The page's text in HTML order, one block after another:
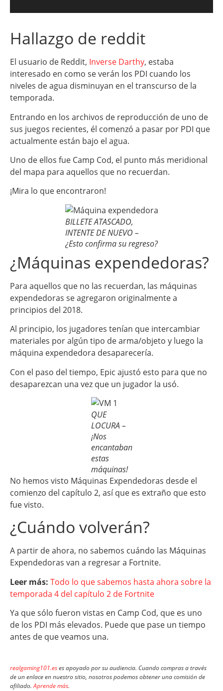
Hallazgo de reddit
El usuario de Reddit, Inverse Darthy, estaba
interesado en como se verán los PDI cuando los
niveles de agua disminuyan en el transcurso de la
temporada.
Entrando en los archivos de reproducción de uno de
sus juegos recientes, él comenzó a pasar por PDI que
actualmente están bajo el agua.
Uno de ellos fue Camp Cod, el punto más meridional
del mapa para aquellos que no recuerdan.
¡Mira lo que encontraron!
BILLETE ATASCADO,
INTENTE DE NUEVO –
¿Esto confirma su regreso?
¿Máquinas expendedoras?
Para aquellos que no las recuerdan, las máquinas
expendedoras se agregaron originalmente a
principios del 2018.
Al principio, los jugadores tenían que intercambiar
materiales por algún tipo de arma/objeto y luego la
máquina expendedora desaparecería.
Con el paso del tiempo, Epic ajustó esto para que no
desaparezcan una vez que un jugador la usó.
QUE
LOCURA –
¡Nos
encantaban
estas
máquinas!
No hemos visto Máquinas Expendedoras desde el
comienzo del capítulo 2, así que es extraño que esto
fue visto.
¿Cuándo volverán?
A partir de ahora, no sabemos cuándo las Máquinas
Expendedoras van a regresar a Fortnite.
Leer más: Todo lo que sabemos hasta ahora sobre la
temporada 4 del capítulo 2 de Fortnite
Ya que sólo fueron vistas en Camp Cod, que es uno
de los PDI más elevados. Puede que pase un tiempo
antes de que veamos una.
realgaming101.eses apoyado por su audiencia. Cuando compras a través
de un enlace en nuestro sitio, nosotros podemos obtener una comisión de
afiliado.Aprende más.